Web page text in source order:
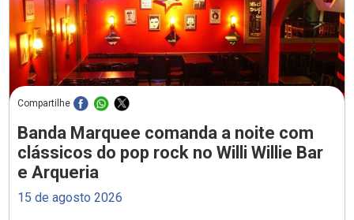
Compartilhe
Banda Marquee comanda a noite com
clássicos do pop rock no Willi Willie Bar
e Arqueria
15 de agosto 2026